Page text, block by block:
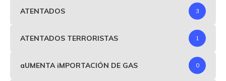
ATENTADOS 3
ATENTADOS TERRORISTAS 1
aUMENTA iMPORTACIÓN DE GAS 0